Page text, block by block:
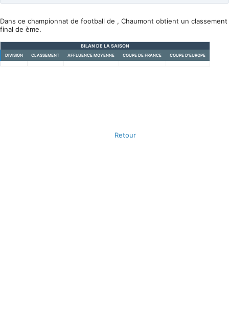
Dans ce championnat de football de , Chaumont obtient un classement
final de ème.
BILAN DE LA SAISON
DIVISION CLASSEMENT AFFLUENCE MOYENNE COUPE DE FRANCE COUPE D'EUROPE
Retour